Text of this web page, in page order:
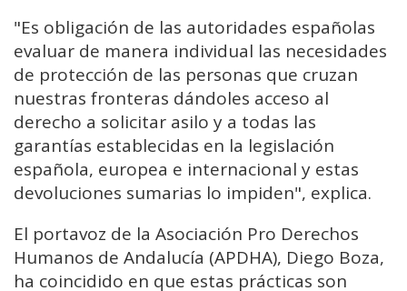
"Es obligación de las autoridades españolas
evaluar de manera individual las necesidades
de protección de las personas que cruzan
nuestras fronteras dándoles acceso al
derecho a solicitar asilo y a todas las
garantías establecidas en la legislación
española, europea e internacional y estas
devoluciones sumarias lo impiden", explica.
El portavoz de la Asociación Pro Derechos
Humanos de Andalucía (APDHA), Diego Boza,
ha coincidido en que estas prácticas son